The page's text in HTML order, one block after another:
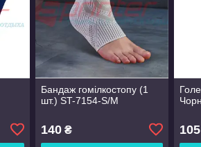
Бандаж гомілкостопу (1
шт.) ST-7154-S/M
140₴ 105